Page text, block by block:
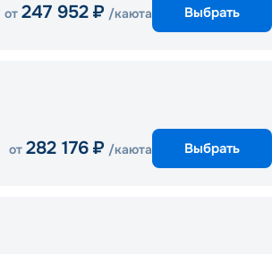
от 247 952 ₽ /каюта Выбрать
от 282 176 ₽ /каюта Выбрать